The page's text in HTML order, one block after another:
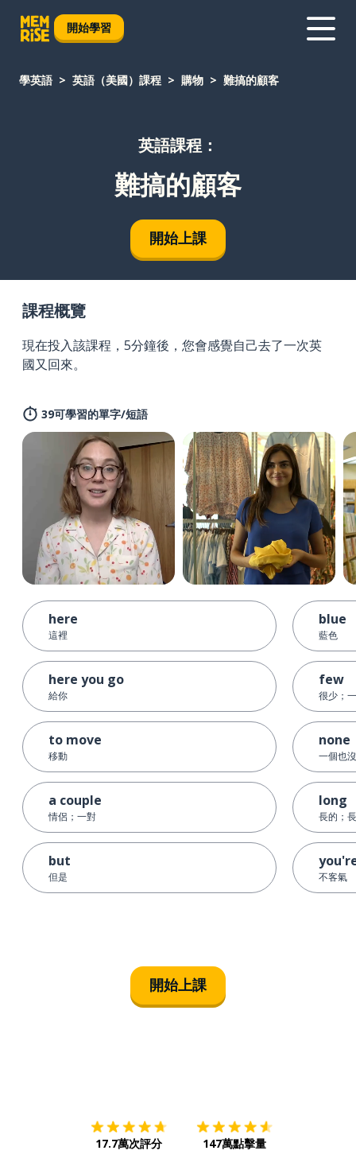
開始學習
學英語 英語（美國）課程 購物 難搞的顧客
英語課程：
難搞的顧客
開始上課
課程概覽
現在投入該課程，5分鐘後，您會感覺自己去了一次英
國又回來。
39可學習的單字/短語
here
這裡
here you go
給你
to move
移動
a couple
情侶；一對
but
但是
blue
藍色
few
很少；
none
一個也
long
長的；
不客氣
開始上課
17.7萬次評分 147萬點擊量